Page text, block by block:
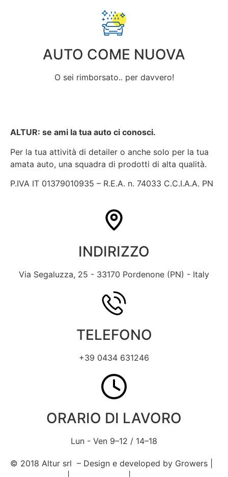
AUTO COME NUOVA
O sei rimborsato.. per davvero!
ALTUR: se ami la tua auto ci conosci.
Per la tua attività di detailer o anche solo per la tua
amata auto, una squadra di prodotti di alta qualità.
P.IVA IT 01379010935 – R.E.A. n. 74033 C.C.I.A.A. PN
INDIRIZZO
Via Segaluzza, 25 - 33170 Pordenone (PN) - Italy
TELEFONO
+39 0434 631246
ORARIO DI LAVORO
Lun - Ven 9–12 / 14–18
© 2018 Altur srl – Design e developed by Growers |